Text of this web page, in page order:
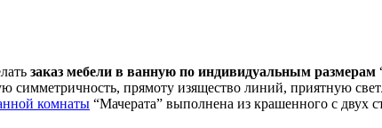
заказ мебели в ванную по индивидуальным размерам
симметричность, прямоту изящество линий, приятную
комнаты “Мачерата” выполнена из крашенного с двух